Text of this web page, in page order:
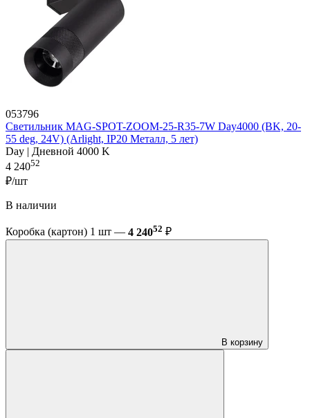
053796
Светильник MAG-SPOT-ZOOM-25-R35-7W Day4000 (BK, 20-
55 deg, 24V) (Arlight, IP20 Металл, 5 лет)
Day | Дневной 4000 K
4 24052
₽/шт
В наличии
Коробка (картон) 1 шт — 4 24052 ₽
В корзину